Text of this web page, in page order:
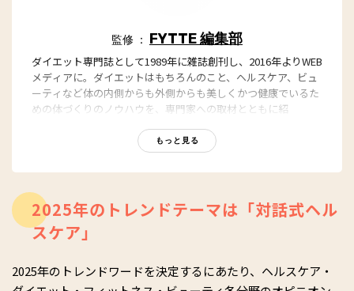
監修 ： FYTTE 編集部
ダイエット専門誌として1989年に雑誌創刊し、2016年よりWEB
メディアに。ダイエットはもちろんのこと、ヘルスケア、ビュ
ーティなど体の内側からも外側からも美しくかつ健康でいるた
めの体づくりのノウハウを、専門家への取材とともに紹
もに、編集部員も自らさまざまなヘルシーネタを日々お試し
もっと見る
2025年のトレンドテーマは「対話式ヘル
スケア」
2025年のトレンドワードを決定するにあたり、ヘルスケア・